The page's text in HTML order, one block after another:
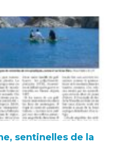
sentinelles de la